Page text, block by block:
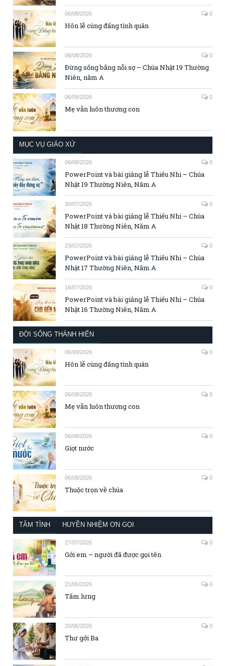
06/08/2026 0
Hôn lễ cùng đấng tình quân
06/08/2026 0
Đừng sống bằng nỗi sợ – Chúa Nhật 19 Thường
Niên, năm A
06/08/2026 0
Mẹ vẫn luôn thương con
MỤC VỤ GIÁO XỨ
06/08/2026 0
PowerPoint và bài giảng lễ Thiếu Nhi – Chúa
Nhật 19 Thường Niên, Năm A
30/07/2026 0
PowerPoint và bài giảng lễ Thiếu Nhi – Chúa
Nhật 18 Thường Niên, Năm A
23/07/2026 0
PowerPoint và bài giảng lễ Thiếu Nhi – Chúa
Nhật 17 Thường Niên, Năm A
16/07/2026 0
PowerPoint và bài giảng lễ Thiếu Nhi – Chúa
Nhật 16 Thường Niên, Năm A
ĐỜI SỐNG THÁNH HIẾN
06/08/2026 0
Hôn lễ cùng đấng tình quân
06/08/2026 0
Mẹ vẫn luôn thương con
06/08/2026 0
Giọt nước
06/08/2026 0
Thuộc trọn về chúa
TÂM TÌNH HUYỀN NHIỆM ƠN GỌI
27/07/2026 0
Gởi em – người đã được gọi tên
21/06/2026 0
Tấm lưng
20/06/2026 0
Thư gởi Ba